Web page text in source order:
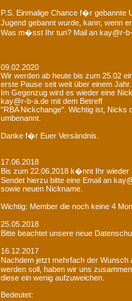
P.S. Einmalige Chance f�r gebannte
Jugend gebannt wurde, kann, wenn
Was m�sst Ihr tun? Mail an kay@r-
09.02.2020
Wir werden ab heute bis zum 25.02
erste Pause seit weit über einem Jahr.
Im Gegenzug wird es wieder eine
kay@r-b-a.de mit dem Betreff
"RBA Nickchange". Wichtig ist, Nicks
umbenannt.
Danke f�r Euer Versändnis.
17.06.2018
Bis zum 22.06.2018 k�nnt Ihr
Sendet hierzu bitte eine Email an
sowie neuen Nickname.
Wichtig: Member die noch keine 4
25.05.2018
Bitte beachtet unsere neue
16.12.2017
Nachdem jetzt mehrfach der
werden soll, haben wir uns
diese ein wenig aufzuweichen.
Bedeutet: